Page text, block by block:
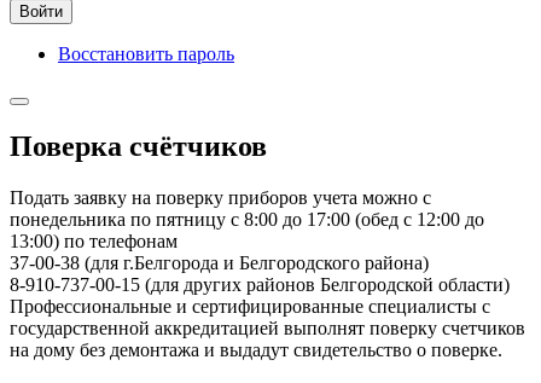
Войти
Восстановить пароль
Поверка счётчиков
Подать заявку на поверку приборов учета можно с
понедельника по пятницу с 8:00 до 17:00 (обед с 12:00 до
13:00) по телефонам
37-00-38 (для г.Белгорода и Белгородского района)
8-910-737-00-15 (для других районов Белгородской области)
Профессиональные и сертифицированные специалисты с
государственной аккредитацией выполнят поверку счетчиков
на дому без демонтажа и выдадут свидетельство о поверке.